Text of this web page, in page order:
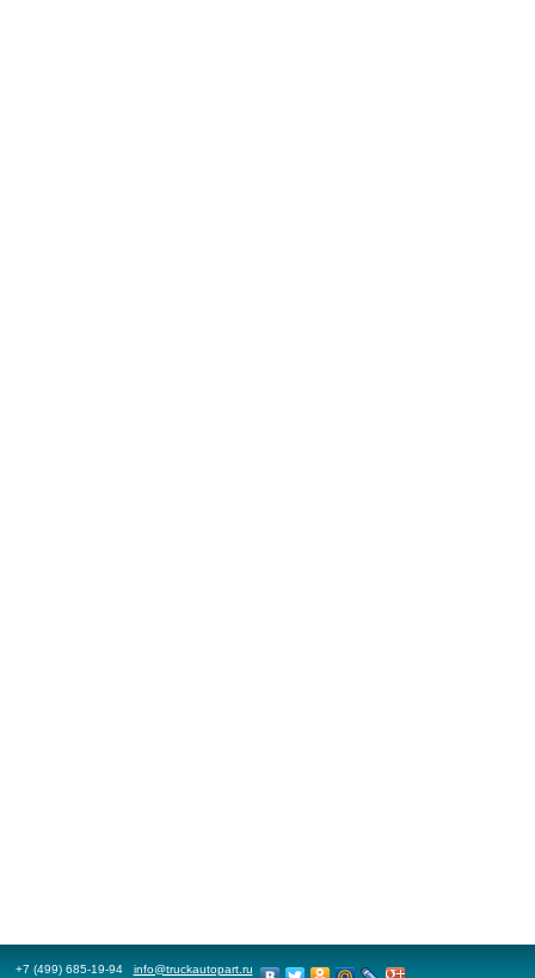
+7 (499) 685-19-94 info@truckautopart.ru